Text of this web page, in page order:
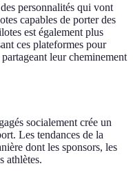
personnalités qui vont
capables de porter des
est également plus
ces plateformes pour
leur cheminement
socialement crée un
Les tendances de la
dont les sponsors, les
athlètes.